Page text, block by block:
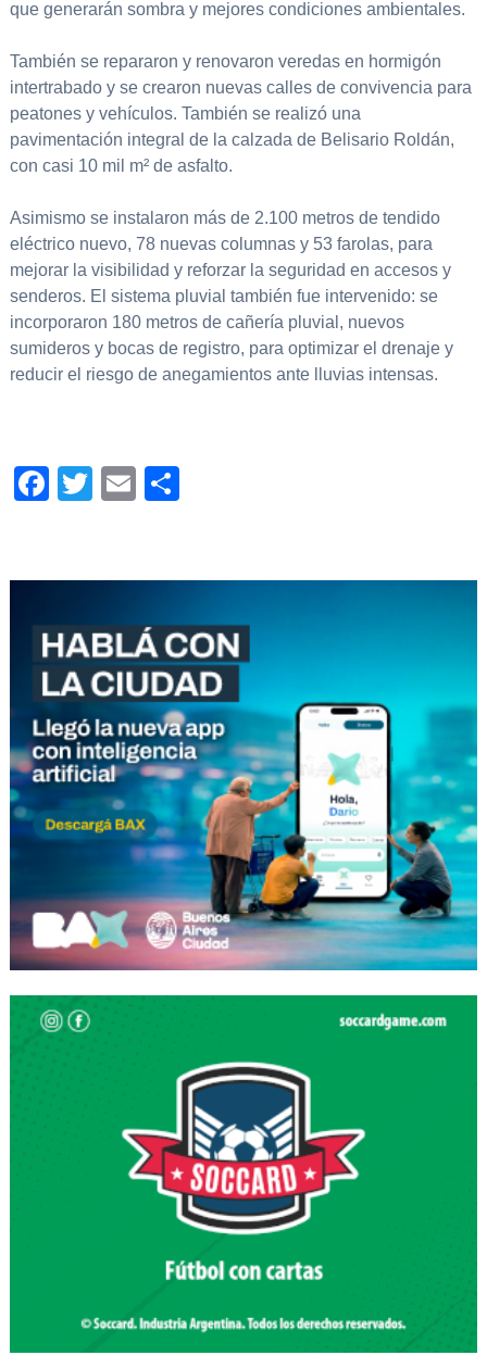
que generarán sombra y mejores condiciones ambientales.
También se repararon y renovaron veredas en hormigón
intertrabado y se crearon nuevas calles de convivencia para
peatones y vehículos. También se realizó una
pavimentación integral de la calzada de Belisario Roldán,
con casi 10 mil m² de asfalto.
Asimismo se instalaron más de 2.100 metros de tendido
eléctrico nuevo, 78 nuevas columnas y 53 farolas, para
mejorar la visibilidad y reforzar la seguridad en accesos y
senderos. El sistema pluvial también fue intervenido: se
incorporaron 180 metros de cañería pluvial, nuevos
sumideros y bocas de registro, para optimizar el drenaje y
reducir el riesgo de anegamientos ante lluvias intensas.
Facebook
TwitterEmail